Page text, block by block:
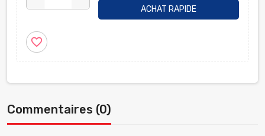
ACHAT RAPIDE
favorite_border
Commentaires (0)